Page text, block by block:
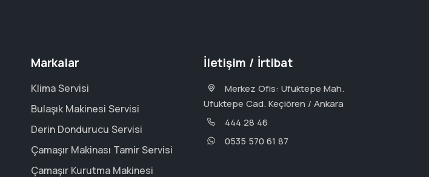
Markalar
Klima Servisi
Bulaşık Makinesi Servisi
Derin Dondurucu Servisi
Çamaşır Makinası Tamir Servisi
Çamaşır Kurutma Makinesi
İletişim / İrtibat
Merkez Ofis: Ufuktepe Mah.
Ufuktepe Cad. Keçiören / Ankara
444 28 46
0535 570 61 87